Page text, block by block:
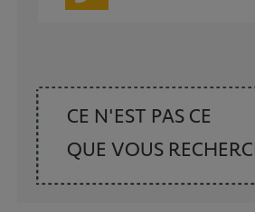
CE N'EST PAS CE
QUE VOUS